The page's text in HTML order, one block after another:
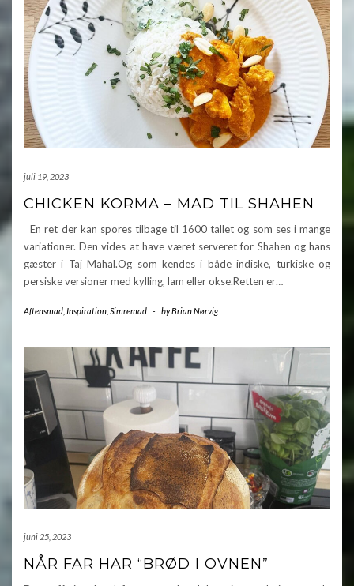
juli 19, 2023
CHICKEN KORMA – MAD TIL SHAHEN
En ret der kan spores tilbage til 1600 tallet og som ses i mange
variationer. Den vides at have været serveret for Shahen og hans
gæster i Taj Mahal.Og som kendes i både indiske, turkiske og
persiske versioner med kylling, lam eller okse.Retten er…
Aftensmad Inspiration Simremad - byBrian Nørvig
juni 25, 2023
NÅR FAR HAR “BRØD I OVNEN”